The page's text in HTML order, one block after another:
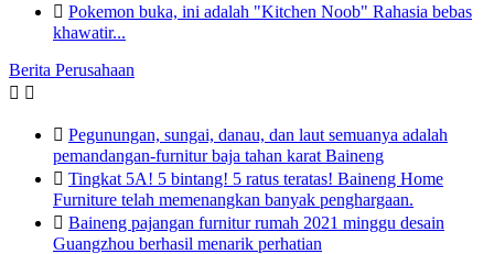
 Pokemon buka, ini adalah "Kitchen Noob" Rahasia bebas
khawatir...
Berita Perusahaan
 
 Pegunungan, sungai, danau, dan laut semuanya adalah
pemandangan-furnitur baja tahan karat Baineng
 Tingkat 5A! 5 bintang! 5 ratus teratas! Baineng Home
Furniture telah memenangkan banyak penghargaan.
 Baineng pajangan furnitur rumah 2021 minggu desain
Guangzhou berhasil menarik perhatian